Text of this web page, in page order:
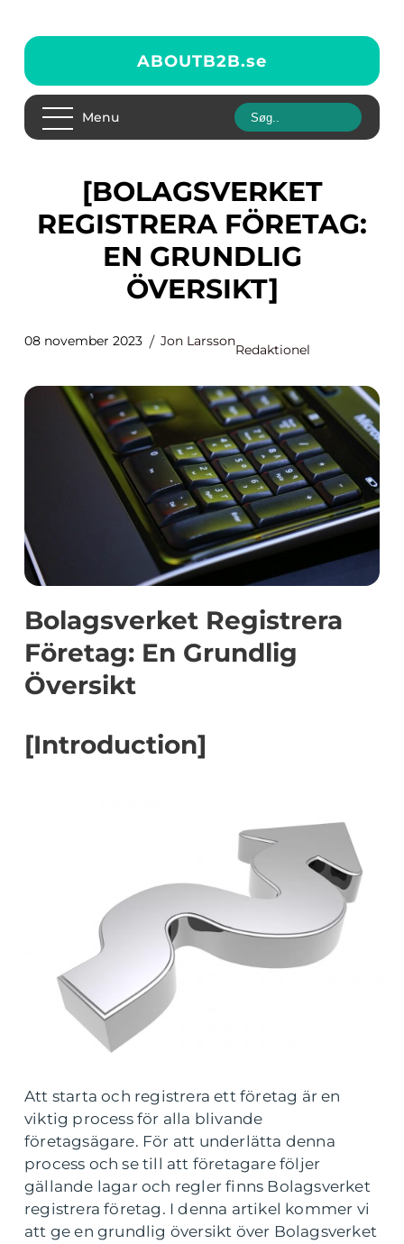
ABOUTB2B.se
Menu
[BOLAGSVERKET
REGISTRERA FÖRETAG:
EN GRUNDLIG
ÖVERSIKT]
08 november 2023 Jon Larsson
Redaktionel
Bolagsverket Registrera
Företag: En Grundlig
Översikt
[Introduction]
Att starta och registrera ett företag är en
viktig process för alla blivande
företagsägare. För att underlätta denna
process och se till att företagare följer
gällande lagar och regler finns Bolagsverket
registrera företag. I denna artikel kommer vi
att ge en grundlig översikt över Bolagsverket